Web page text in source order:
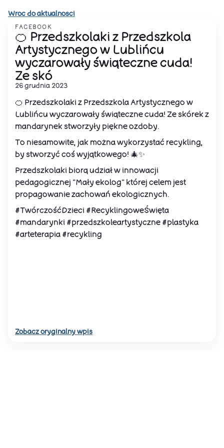
Wroc do aktualnosci
FACEBOOK
🍊 Przedszkolaki z Przedszkola
Artystycznego w Lublińcu
wyczarowały świąteczne cuda!
Ze skó
26 grudnia 2023
🍊 Przedszkolaki z Przedszkola Artystycznego w
Lublińcu wyczarowały świąteczne cuda! Ze skórek z
mandarynek stworzyły piękne ozdoby.
To niesamowite, jak można wykorzystać recykling,
by stworzyć coś wyjątkowego! 🎄✨
Przedszkolaki biorą udział w innowacji
pedagogicznej "Mały ekolog" której celem jest
propagowanie zachowań ekologicznych.
#TwórczośćDzieci #RecyklingoweŚwięta
#mandarynki #przedszkoleartystyczne #plastyka
#arteterapia #recykling
Zobacz oryginalny wpis